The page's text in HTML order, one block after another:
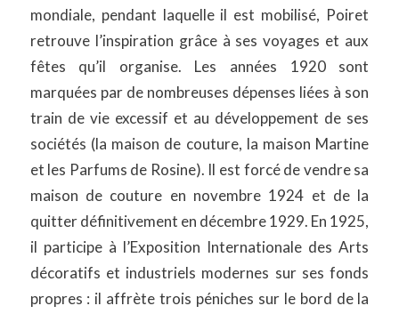
mondiale, pendant laquelle il est mobilisé, Poiret
retrouve l’inspiration grâce à ses voyages et aux
fêtes qu’il organise. Les années 1920 sont
marquées par de nombreuses dépenses liées à son
train de vie excessif et au développement de ses
sociétés (la maison de couture, la maison Martine
et les Parfums de Rosine). Il est forcé de vendre sa
maison de couture en novembre 1924 et de la
quitter définitivement en décembre 1929. En 1925,
il participe à l’Exposition Internationale des Arts
décoratifs et industriels modernes sur ses fonds
propres : il affrète trois péniches sur le bord de la